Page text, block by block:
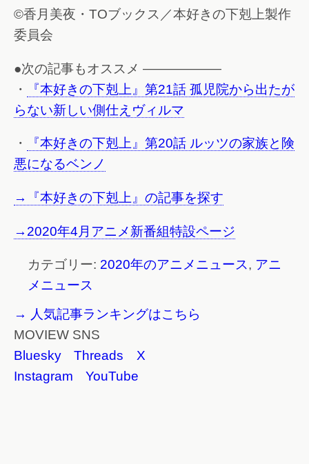
©香月美夜・TOブックス／本好きの下剋上製作
委員会
●次の記事もオススメ ——————
・
『本好きの下剋上』第21話 孤児院から出たが
らない新しい側仕えヴィルマ
・
『本好きの下剋上』第20話 ルッツの家族と険
悪になるベンノ
→『本好きの下剋上』の記事を探す
→2020年4月アニメ新番組特設ページ
カテゴリー: 2020年のアニメニュース, アニ
メニュース
→ 人気記事ランキングはこちら
MOVIEW SNS
Bluesky
Threads
X
Instagram
YouTube